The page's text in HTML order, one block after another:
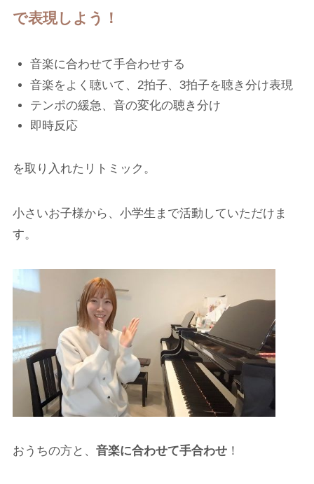
で表現しよう！
音楽に合わせて手合わせする
音楽をよく聴いて、2拍子、3拍子を聴き分け表現
テンポの緩急、音の変化の聴き分け
即時反応
を取り入れたリトミック。
小さいお子様から、小学生まで活動していただけま
す。
おうちの方と、 音楽に合わせて手合わせ！